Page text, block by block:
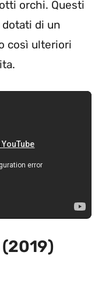
orchi. Questi
di un
così ulteriori